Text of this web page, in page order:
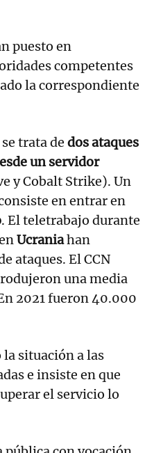
puesto en
competentes
la correspondiente
trata de dos ataques
un servidor
y Cobalt Strike). Un
en entrar en
. El teletrabajo durante
Ucraniahan
ataques. El CCN
una media
2021 fueron 40.000
situación a las
e insiste en que
el servicio lo